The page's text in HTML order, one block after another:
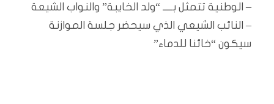
– الوطنية تتمثل بــــ “ولد الخايبة” والنواب الشيعة
– النائب الشيعي الذي سيحضر جلسة الموازنة
سيكون “خائنا للدماء”